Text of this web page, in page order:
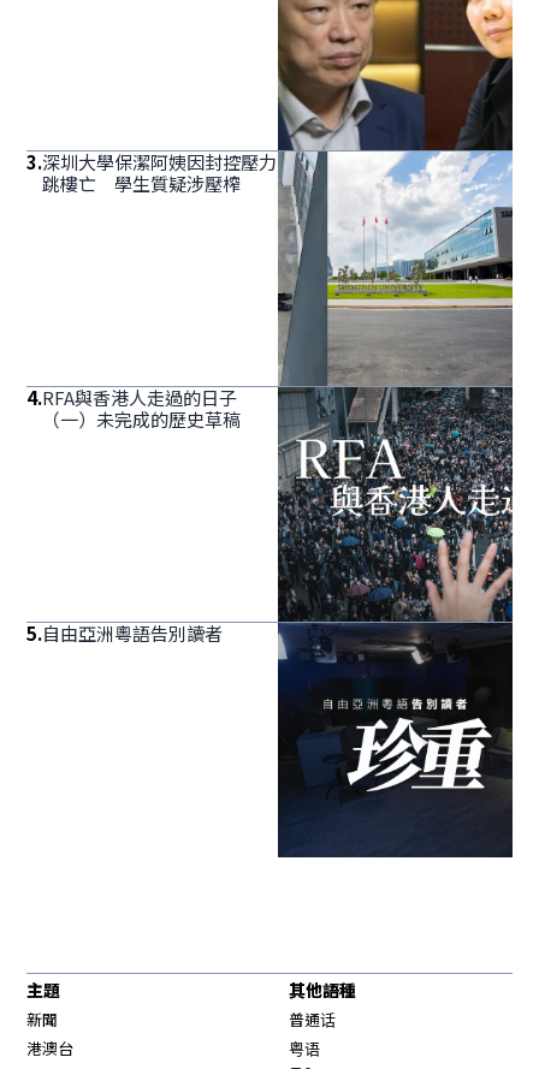
3.深圳大學保潔阿姨因封控壓力
跳樓亡 學生質疑涉壓榨
4.RFA與香港人走過的日子
（一）未完成的歷史草稿
5.自由亞洲粵語告別讀者
主題
新聞
港澳台
其他語種
普通话
粤语